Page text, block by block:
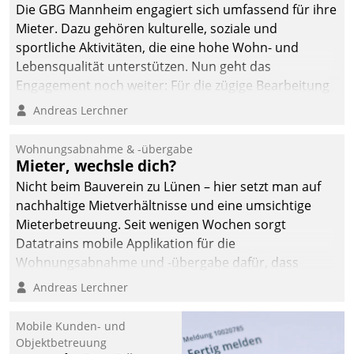
Die GBG Mannheim engagiert sich umfassend für ihre
Mieter. Dazu gehören kulturelle, soziale und
sportliche Aktivitäten, die eine hohe Wohn- und
Lebensqualität unterstützen. Nun geht das
Engagement noch weiter: Für die zügige Bearbeitung
von Beschwerden – oder Lob – richtet das
und Beschwerde-Management einen eigenen Kanal
ein.
Andreas Lerchner
Wohnungsabnahme & -übergabe
Mieter, wechsle dich?
Nicht beim Bauverein zu Lünen – hier setzt man auf
nachhaltige Mietverhältnisse und eine umsichtige
Mieterbetreuung. Seit wenigen Wochen sorgt
Datatrains mobile Applikation für die
Wohnungsabnahme und -übergabe dafür, dass
Mieter wohlgeordnet kommen und, so es sein muss,
Andreas Lerchner
Mobile Kunden- und
Objektbetreuung